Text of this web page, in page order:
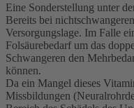
Eine Sonderstellung unter
Bereits bei
Versorgungslage. Im Falle
Folsäurebedarf um das
Schwangeren den
können.
Da ein Mangel dieses
Missbildungen